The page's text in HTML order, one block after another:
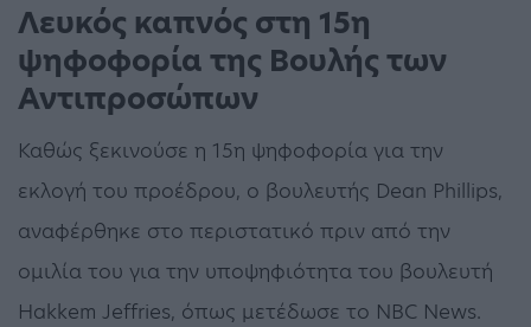
Λευκός καπνός στη 15η
ψηφοφορία της Βουλής των
Αντιπροσώπων
Καθώς ξεκινούσε η 15η ψηφοφορία για την
εκλογή του προέδρου, ο βουλευτής Dean Phillips,
αναφέρθηκε στο περιστατικό πριν από την
ομιλία του για την υποψηφιότητα του βουλευτή
Hakkem Jeffries, όπως μετέδωσε το NBC News.